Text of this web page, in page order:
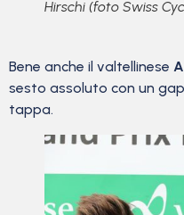
Hirschi (foto Swiss
Bene anche il valtellinese
sesto assoluto con un
tappa.